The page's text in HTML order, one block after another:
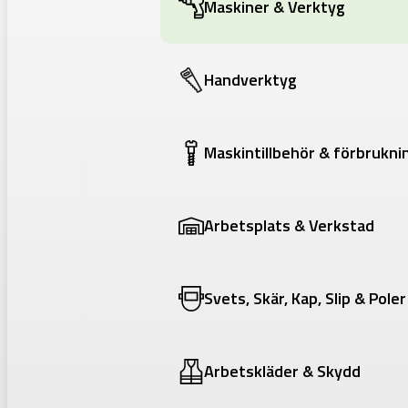
Maskiner & Verktyg
Handverktyg
Maskintillbehör &
Arbetsplats & Verkstad
Svets, Skär, Kap, Slip & Poler
Arbetskläder & Skydd